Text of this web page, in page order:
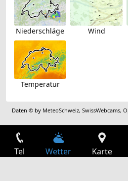
Niederschläge Wind
Temperatur
Daten © by MeteoSchweiz,SwissWebcams,
Tel Wetter Karte